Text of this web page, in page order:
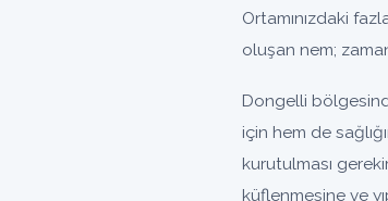
Ortamınızdaki
oluşan nem;
Dongelli
için hem de
kurutulması
küflenmesine ve